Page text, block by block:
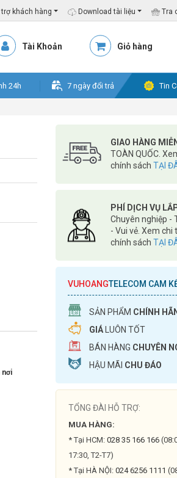
khách hàng Download tài liệu Tra
Tài Khoản Giỏ hàng
24h 7 ngày đổi trả Tin
nơi
GIAO HÀNG
TOÀN QUỐC.
chính sách TẠI
PHÍ DỊCH VỤ
Chuyên nghiệp -
- Vui vẻ. Xem chi
chính sách TẠI
VUHOANGTELECOM CAM
SẢN PHẨM CHÍNH
GIÁ LUÔN TỐT
BÁN HÀNG CHUYÊN
HẬU MÃI CHU ĐÁO
TỔNG ĐÀI HỖ TRỢ:
MUA HÀNG:
* Tại HCM: 028 35 166 166
17:30, T2-T7)
* Tại HÀ NỘI: 024 6256 1111